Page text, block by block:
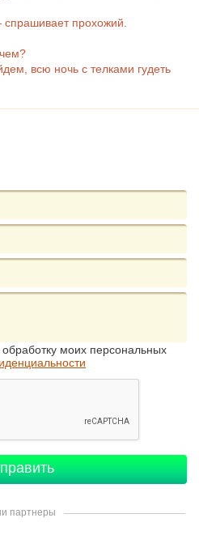
прохожий.
всю ночь с телками гудеть
моих персональных
партнеры